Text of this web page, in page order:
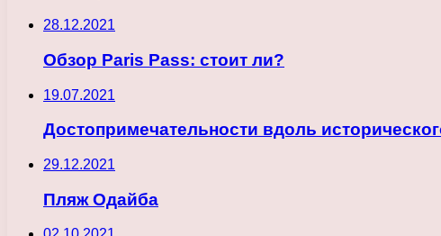
28.12.2021
Обзор Paris Pass: стоит ли?
19.07.2021
Достопримечательности вдоль
29.12.2021
Пляж Одайба